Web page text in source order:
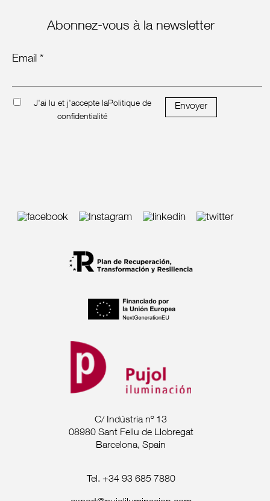
Abonnez-vous à la newsletter
Email *
J'ai lu et j'accepte laPolitique de
confidentialité
Envoyer
C/ Indústria nº 13
08980 Sant Feliu de Llobregat
Barcelona, Spain
Tel. +34 93 685 7880